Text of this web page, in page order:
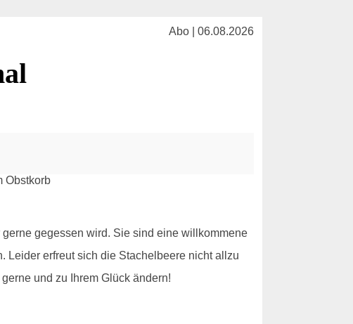
Abo | 06.08.2026
gegessen wird. Sie sind eine willkommene
Leider erfreut sich die Stachelbeere nicht allzu
und zu Ihrem Glück ändern!